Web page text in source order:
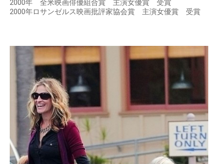
2000年 全米映画俳優組合賞 主演女優賞 受賞
2000年ロサンゼルス映画批評家協会賞 主演女優賞 受賞